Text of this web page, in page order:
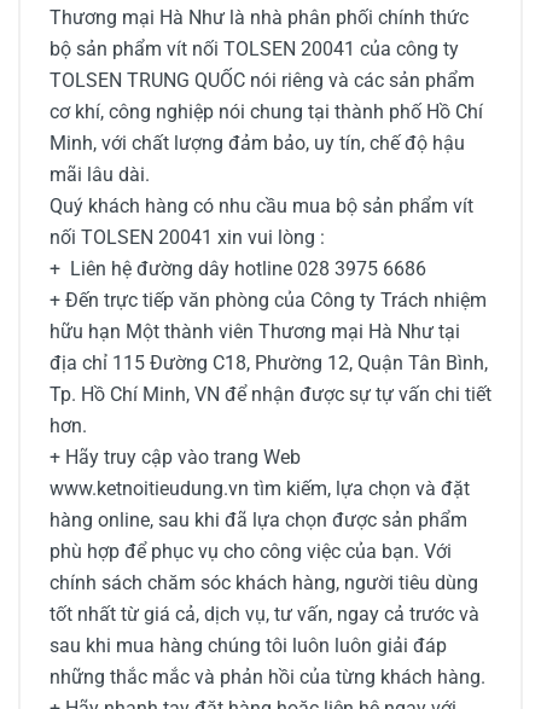
Thương mại Hà Như là nhà phân phối chính thức
bộ sản phẩm vít nối TOLSEN 20041 của công ty
TOLSEN TRUNG QUỐC nói riêng và các sản phẩm
cơ khí, công nghiệp nói chung tại thành phố Hồ Chí
Minh, với chất lượng đảm bảo, uy tín, chế độ hậu
mãi lâu dài.
Quý khách hàng có nhu cầu mua bộ sản phẩm vít
nối TOLSEN 20041 xin vui lòng :
+ Liên hệ đường dây hotline 028 3975 6686
+ Đến trực tiếp văn phòng của Công ty Trách nhiệm
hữu hạn Một thành viên Thương mại Hà Như tại
địa chỉ 115 Đường C18, Phường 12, Quận Tân Bình,
Tp. Hồ Chí Minh, VN để nhận được sự tự vấn chi tiết
hơn.
+ Hãy truy cập vào trang Web
www.ketnoitieudung.vn tìm kiếm, lựa chọn và đặt
hàng online, sau khi đã lựa chọn được sản phẩm
phù hợp để phục vụ cho công việc của bạn. Với
chính sách chăm sóc khách hàng, người tiêu dùng
tốt nhất từ giá cả, dịch vụ, tư vấn, ngay cả trước và
sau khi mua hàng chúng tôi luôn luôn giải đáp
những thắc mắc và phản hồi của từng khách hàng.